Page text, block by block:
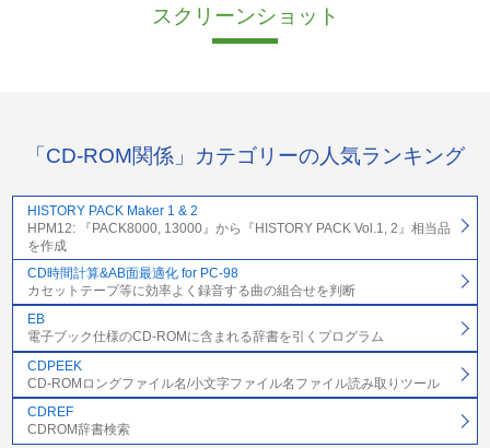
スクリーンショット
「CD-ROM関係」カテゴリーの人気ランキング
HISTORY PACK Maker 1 & 2
HPM12: 『PACK8000, 13000』から『HISTORY PACK Vol.1, 2』相当品
を作成
CD時間計算&AB面最適化 for PC-98
カセットテープ等に効率よく録音する曲の組合せを判断
EB
電子ブック仕様のCD-ROMに含まれる辞書を引くプログラム
CDPEEK
CD-ROMロングファイル名/小文字ファイル名ファイル読み取りツール
CDREF
CDROM辞書検索